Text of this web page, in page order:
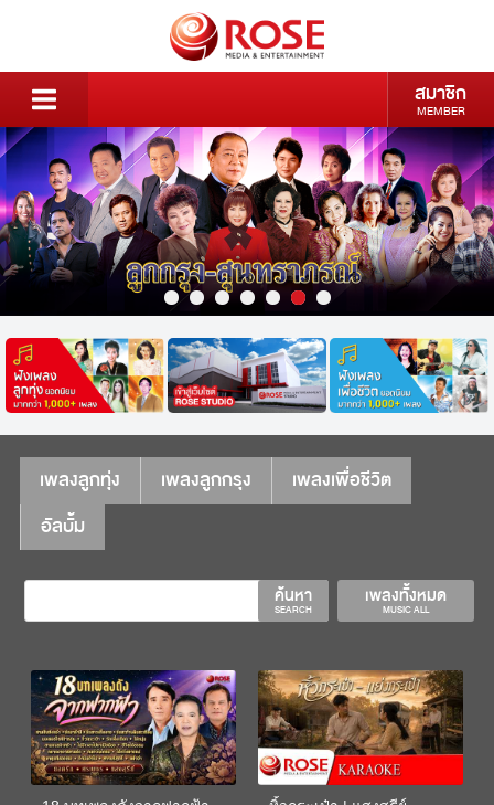
สมาชิก
MEMBER
เพลงลูกทุ่ง เพลงลูกกรุง
เพลงเพื่อชีวิต
อัลบั้ม
เพลงทั้งหมด
MUSIC ALL
ค้นหา
SEARCH